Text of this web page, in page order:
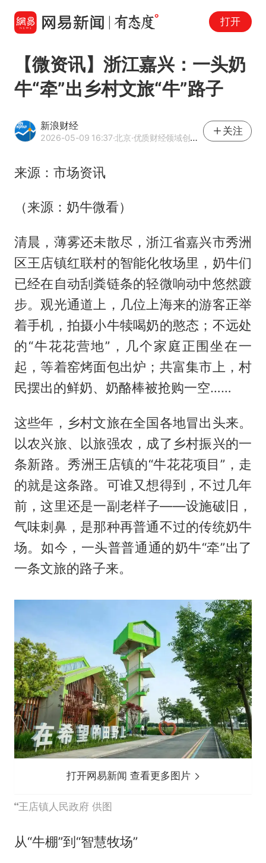
打开
【微资讯】浙江嘉兴：一头奶
牛“牵”出乡村文旅“牛”路子
新浪财经
2026-05-09 16:37·北京·优质财经领域创作者
关注
来源：市场资讯
（来源：奶牛微看）
清晨，薄雾还未散尽，浙江省嘉兴市秀洲
区王店镇红联村的智能化牧场里，奶牛们
已经在自动刮粪链条的轻微响动中悠然踱
步。观光通道上，几位上海来的游客正举
着手机，拍摄小牛犊喝奶的憨态；不远处
的“牛花花营地”，几个家庭正围坐在一
起，等着窑烤面包出炉；共富集市上，村
民摆出的鲜奶、奶酪棒被抢购一空……
这些年，乡村文旅在全国各地冒出头来。
以农兴旅、以旅强农，成了乡村振兴的一
条新路。秀洲王店镇的“牛花花项目”，走
的就是这条路。可谁又想得到，不过几年
前，这里还是一副老样子——设施破旧，
气味刺鼻，是那种再普通不过的传统奶牛
场。如今，一头普普通通的奶牛“牵”出了
一条文旅的路子来。
打开网易新闻 查看更多图片
王店镇人民政府 供图
从“牛棚”到“智慧牧场”